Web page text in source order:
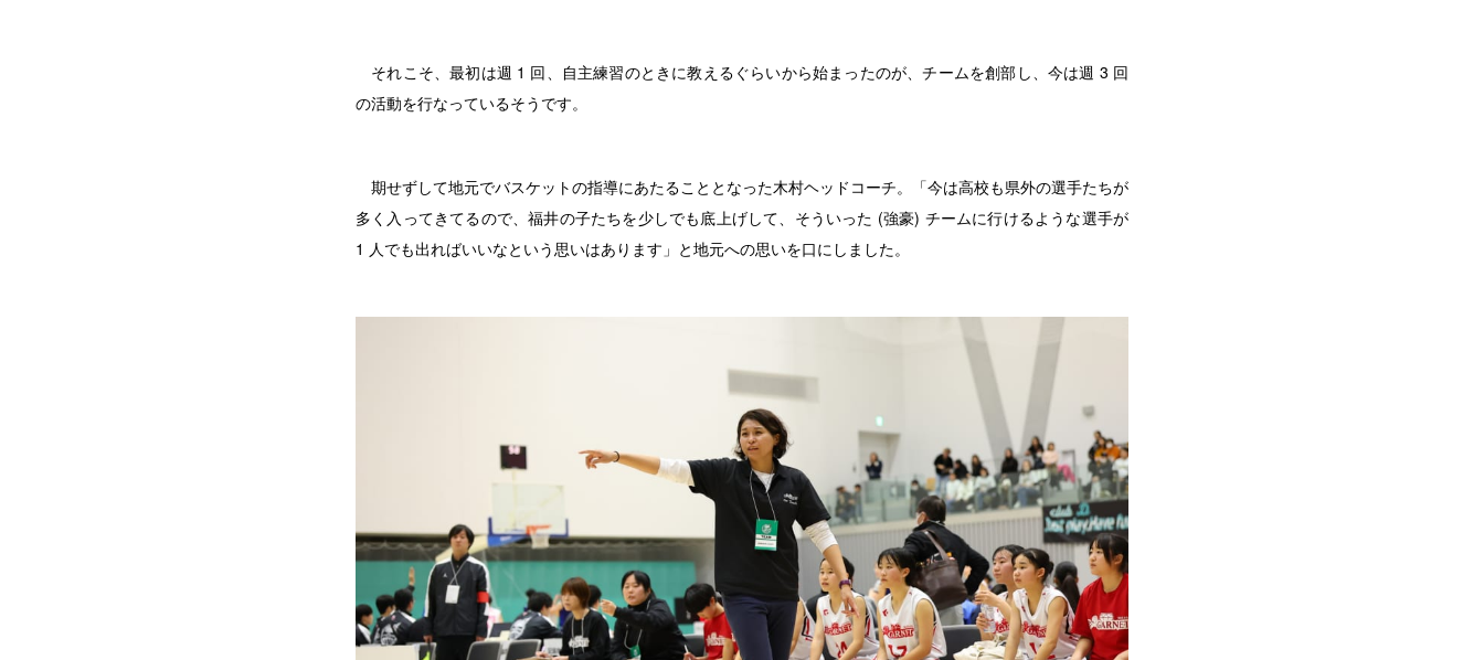
それこそ、最初は週 1 回、自主練習のときに教えるぐらいから始まったのが、チームを創部し、今は週 3 回
の活動を行なっているそうです。
期せずして地元でバスケットの指導にあたることとなった木村ヘッドコーチ。「今は高校も県外の選手たちが
多く入ってきてるので、福井の子たちを少しでも底上げして、そういった (強豪) チームに行けるような選手が
1 人でも出ればいいなという思いはあります」と地元への思いを口にしました。